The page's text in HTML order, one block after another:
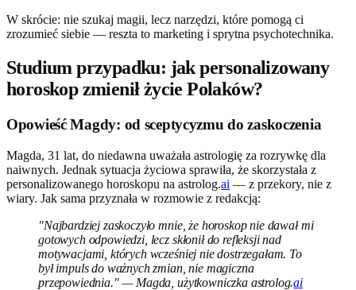
W skrócie: nie szukaj magii, lecz narzędzi, które pomogą ci
zrozumieć siebie — reszta to marketing i sprytna psychotechnika.
Studium przypadku: jak personalizowany
horoskop zmienił życie Polaków?
Opowieść Magdy: od sceptycyzmu do zaskoczenia
Magda, 31 lat, do niedawna uważała astrologię za rozrywkę dla
naiwnych. Jednak sytuacja życiowa sprawiła, że skorzystała z
personalizowanego horoskopu na astrolog.ai — z przekory, nie z
wiary. Jak sama przyznała w rozmowie z redakcją:
"Najbardziej zaskoczyło mnie, że horoskop nie dawał mi
gotowych odpowiedzi, lecz skłonił do refleksji nad
motywacjami, których wcześniej nie dostrzegałam. To
był impuls do ważnych zmian, nie magiczna
przepowiednia." — Magda, użytkowniczka astrolog.ai